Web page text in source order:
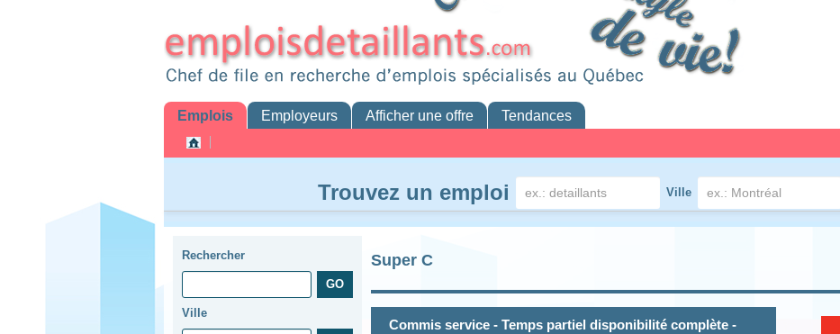
Emplois Employeurs Afficher une offre Tendances
Trouvez un emploi Ville
Rechercher
Ville
Super C
Commis service - Temps partiel disponibilité complète -